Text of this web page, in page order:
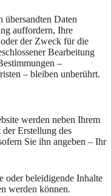
Daten
auffordern, Ihre
der Zweck für die
Bearbeitung
–
– bleiben unberührt.
werden neben Ihrem
Erstellung des
Sie ihn angeben – Ihr
oder beleidigende Inhalte
werden können.